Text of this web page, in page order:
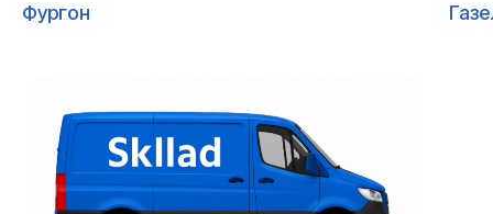
Фургон